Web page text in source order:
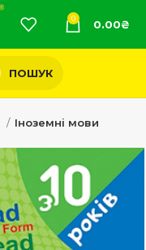
0 0.00₴
ПОШУК
Іноземні мови